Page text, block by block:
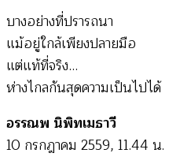
บางอย่างที่ปรารถนา
แม้อยู่ใกล้เพียงปลายมือ
แต่แท้ที่จริง…
ห่างไกลกันสุดความเป็นไปได้
อรรณพ นิพิทเมธาวี
10 กรกฎาคม 2559, 11.44 น.